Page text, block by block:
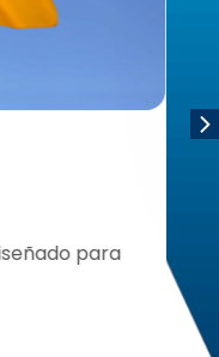
para